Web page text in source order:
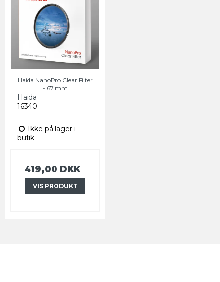
Haida NanoPro Clear Filter
- 67 mm
Haida
16340
Ikke på lager i
butik
419,00 DKK
VIS PRODUKT